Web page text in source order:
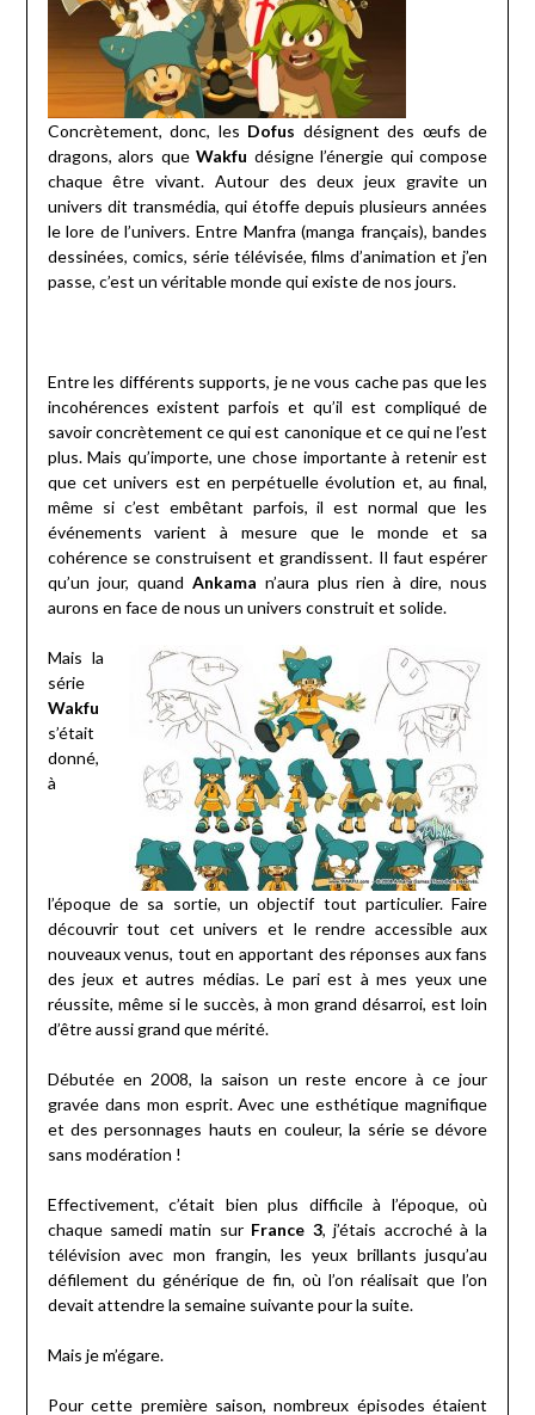
Concrètement, donc, les Dofus désignent des œufs de
dragons, alors queWakfu désigne l’énergie qui compose
chaque être vivant. Autour des deux jeux gravite un
univers dit transmédia, qui étoffe depuis plusieurs années
le lore de l’univers. Entre Manfra (manga français), bandes
dessinées, comics, série télévisée, films d’animation et j’en
passe, c’est un véritable monde qui existe de nos jours.
Entre les différents supports, je ne vous cache pas que les
incohérences existent parfois et qu’il est compliqué de
savoir concrètement ce qui est canonique et ce qui ne l’est
plus. Mais qu’importe, une chose importante à retenir est
que cet univers est en perpétuelle évolution et, au final,
même si c’est embêtant parfois, il est normal que les
événements varient à mesure que le monde et sa
cohérence se construisent et grandissent. Il faut espérer
qu’un jour, quand Ankama n’aura plus rien à dire, nous
aurons en face de nous un univers construit et solide.
Mais la
série
Wakfu
s’était
donné,
à
l’époque de sa sortie, un objectif tout particulier. Faire
découvrir tout cet univers et le rendre accessible aux
nouveaux venus, tout en apportant des réponses aux fans
des jeux et autres médias. Le pari est à mes yeux une
réussite, même si le succès, à mon grand désarroi, est loin
d’être aussi grand que mérité.
Débutée en 2008, la saison un reste encore à ce jour
gravée dans mon esprit. Avec une esthétique magnifique
et des personnages hauts en couleur, la série se dévore
sans modération !
Effectivement, c’était bien plus difficile à l’époque, où
chaque samedi matin sur France 3, j’étais accroché à la
télévision avec mon frangin, les yeux brillants jusqu’au
défilement du générique de fin, où l’on réalisait que l’on
devait attendre la semaine suivante pour la suite.
Mais je m’égare.
Pour cette première saison, nombreux épisodes étaient